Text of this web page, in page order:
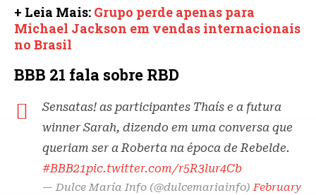
+ Leia Mais: Grupo perde apenas para
Michael Jackson em vendas internacionais
no Brasil
BBB 21 fala sobre RBD
Sensatas! as participantes Thaís e a futura
winner Sarah, dizendo em uma conversa que
queriam ser a Roberta na época de Rebelde.
#BBB21pic.twitter.com/r5R3lur4Cb
— Dulce María Info (@dulcemariainfo)February